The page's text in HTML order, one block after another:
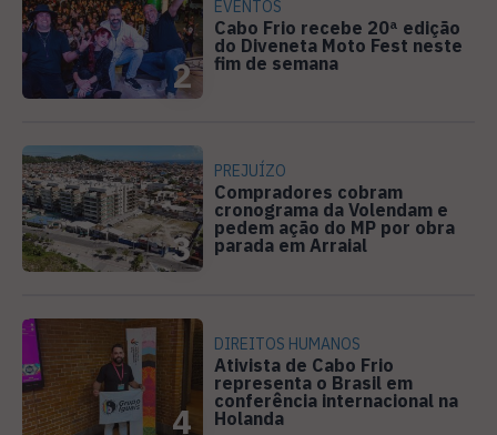
2
EVENTOS
Cabo Frio recebe 20ª edição
do Diveneta Moto Fest neste
fim de semana
3
PREJUÍZO
Compradores cobram
cronograma da Volendam e
pedem ação do MP por obra
parada em Arraial
4
DIREITOS HUMANOS
Ativista de Cabo Frio
representa o Brasil em
conferência internacional na
Holanda